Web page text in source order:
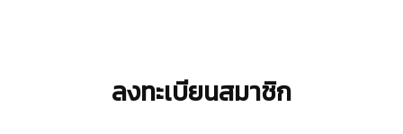
ลงทะเบียนสมาชิก